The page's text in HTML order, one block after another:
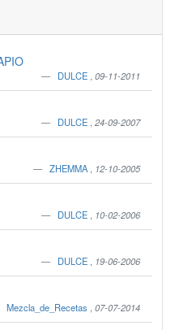
DULCE 09-11-2011
DULCE 24-09-2007
ZHEMMA 12-10-2005
DULCE 10-02-2006
DULCE 19-06-2006
Mezcla_de_Recetas 07-07-2014